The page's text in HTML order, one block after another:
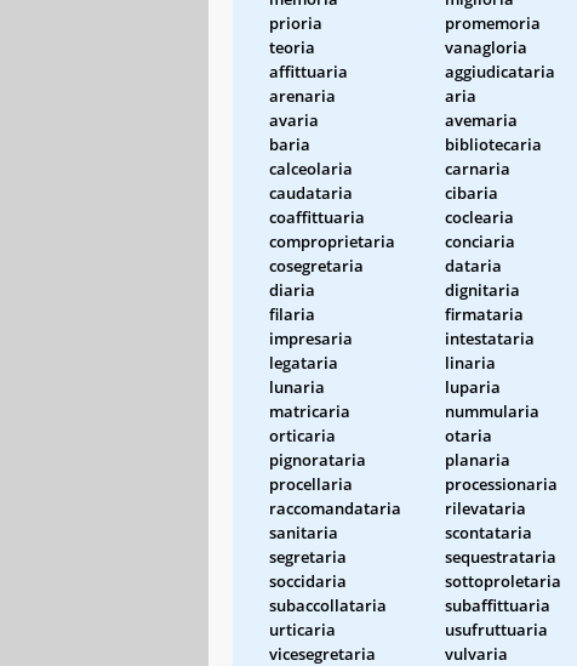
prioria
promemoria
teoria
vanagloria
affittuaria
aggiudicataria
arenaria
aria
avaria
avemaria
baria
bibliotecaria
calceolaria
carnaria
caudataria
cibaria
coaffittuaria
coclearia
comproprietaria
conciaria
cosegretaria
dataria
diaria
dignitaria
filaria
firmataria
impresaria
intestataria
legataria
linaria
lunaria
luparia
matricaria
nummularia
orticaria
otaria
pignorataria
planaria
procellaria
processionaria
raccomandataria
rilevataria
sanitaria
scontataria
segretaria
sequestrataria
soccidaria
sottoproletaria
subaccollataria
subaffittuaria
urticaria
usufruttuaria
vicesegretaria
vulvaria